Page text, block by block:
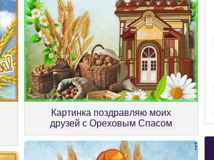
Картинка поздравляю моих
друзей с Ореховым Спасом